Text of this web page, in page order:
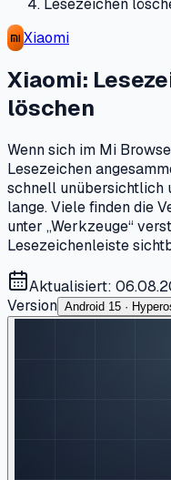
Lesezeichen
Xiaomi
Xiaomi:
löschen
Wenn sich im Mi
Lesezeichen
schnell unübersichtlich
lange. Viele finden die
unter „Werkzeuge“
Lesezeichenleiste
Aktualisiert:
Version Android 15 ·